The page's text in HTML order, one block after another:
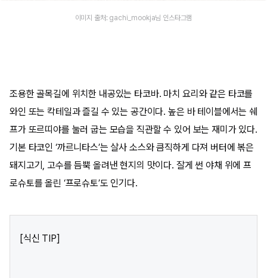
이미지 출처: gachi_mookja님 인스타그램
조용한 골목길에 위치한 내공있는 타코바. 마치 요리와 같은 타코를
와인 또는 칵테일과 즐길 수 있는 공간이다. 높은 바 테이블에서는 쉐
프가 또르띠야를 눌러 굽는 모습을 직관할 수 있어 보는 재미가 있다.
기본 타코인 ‘까르니타스’는 살사 소스와 큼직하게 다져 버터에 볶은
돼지고기, 고수를 듬뿍 올려낸 현지의 맛이다. 잘게 썬 야채 위에 프
로슈토를 올린 ‘프로슈토’도 인기다.
[식신 TIP]